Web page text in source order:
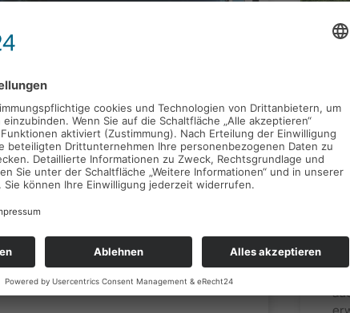
MIETE
(Foto: Honufa)
Mietobjekte im Schwerlastbereich
Wir vermieten ausschließlich neue
Fahrzeuge und Fahrzeuge, die nicht älter
als 3 Jahre sind.